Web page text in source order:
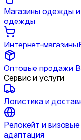
Магазины одежды и
одежды
Интернет-магазины
Оптовые продажи
Сервис и услуги
Логистика и
Релокейт и визовые
адаптация